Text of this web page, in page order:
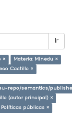
Ir
×
Materia: Minedu ×
Castillo ×
repo/semantics/
(autor principal) ×
Políticas públicas ×